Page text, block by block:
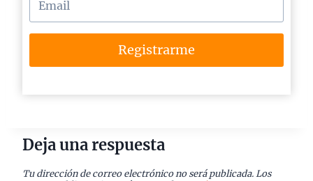
Registrarme
Deja una respuesta
Tu dirección de correo electrónico no será publicada. Los